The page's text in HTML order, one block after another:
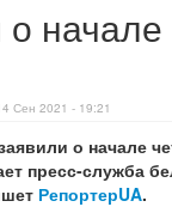
Сен 2021 - 19:21
о начале
пресс-служба
РепортерUA.